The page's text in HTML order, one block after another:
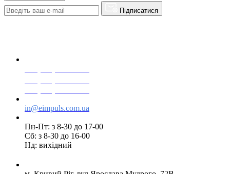
Підписатися
in@eimpuls.com.ua
Пн-Пт: з 8-30 до 17-00
Сб: з 8-30 до 16-00
Нд: вихідний